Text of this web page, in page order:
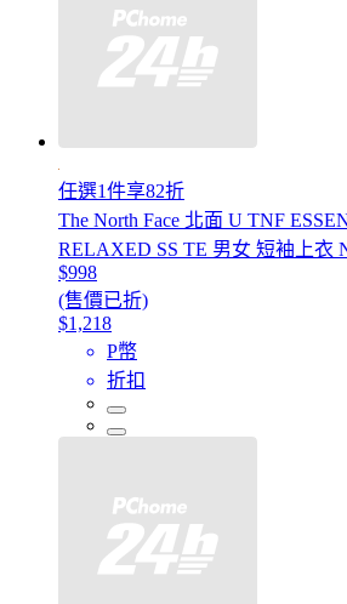
任選1件享82折
The North Face 北面 U TNF
RELAXED SS TE 男女 短袖上衣
$998
(售價已折)
$1,218
P幣
折扣